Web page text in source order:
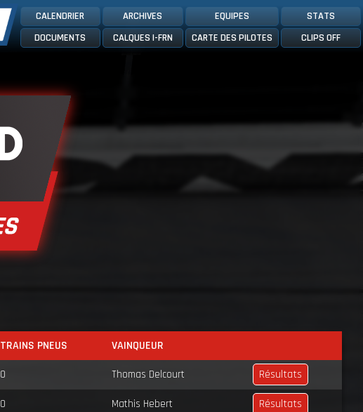
CALENDRIER ARCHIVES EQUIPES
STATS
DOCUMENTS
CALQUES I-FRN CARTE DES PILOTES CLIPS OFF
TRAINS PNEUS VAINQUEUR
0 Thomas Delcourt Résultats
0 Mathis Hebert Résultats